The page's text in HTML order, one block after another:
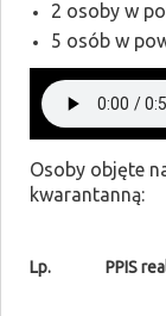
2 osoby w
5 osób w
Osoby objęte
kwarantanną:
Lp. PPIS